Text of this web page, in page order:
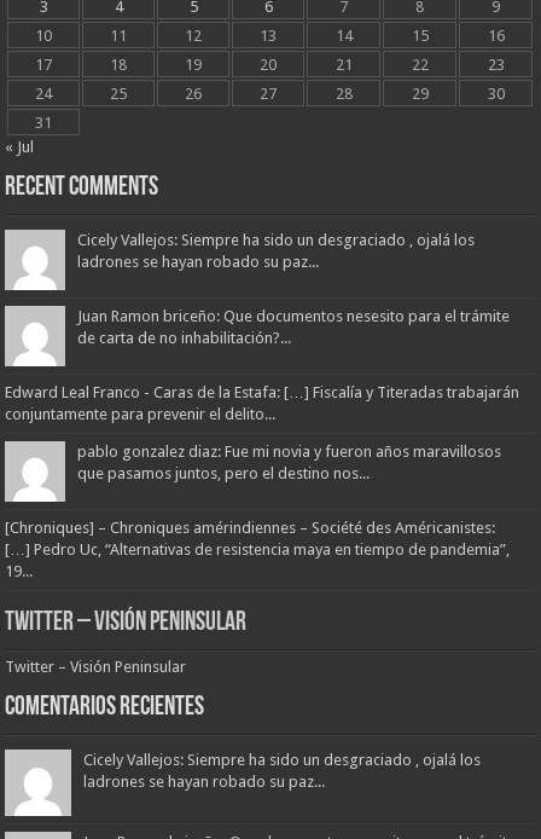
3
4 5 6 7 8
9
10
11 12 13 14 15
16
17
18 19 20 21 22
23
24
25 26 27 28 29
30
31
« Jul
Recent Comments
Cicely Vallejos: Siempre ha sido un desgraciado , ojalá los
ladrones se hayan robado su paz...
Juan Ramon briceño: Que documentos nesesito para el trámite
de carta de no inhabilitación?...
Edward Leal Franco - Caras de la Estafa: […] Fiscalía y Titeradas trabajarán
conjuntamente para prevenir el delito...
pablo gonzalez diaz: Fue mi novia y fueron años maravillosos
que pasamos juntos, pero el destino nos...
[Chroniques] – Chroniques amérindiennes – Société des Américanistes:
[…] Pedro Uc, “Alternativas de resistencia maya en tiempo de pandemia”,
19...
Twitter – Visión Peninsular
Twitter – Visión Peninsular
Comentarios Recientes
Cicely Vallejos: Siempre ha sido un desgraciado , ojalá los
ladrones se hayan robado su paz...